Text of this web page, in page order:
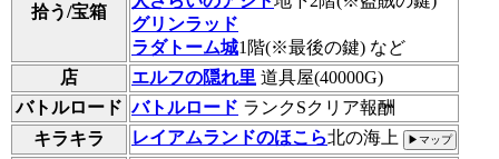
拾う/宝箱
グリンラッド
ラダトーム城1階(※最後の鍵) など
店
エルフの隠れ里 道具屋(40000G)
バトルロード バトルロード ランクSクリア報酬
キラキラ
レイアムランドのほこら北の海上 ▶マップ